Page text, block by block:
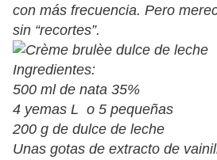
con más frecuencia. Pero
sin “recortes”.
Ingredientes:
500 ml de nata 35%
4 yemas L o 5 pequeñas
200 g de dulce de leche
Unas gotas de extracto de